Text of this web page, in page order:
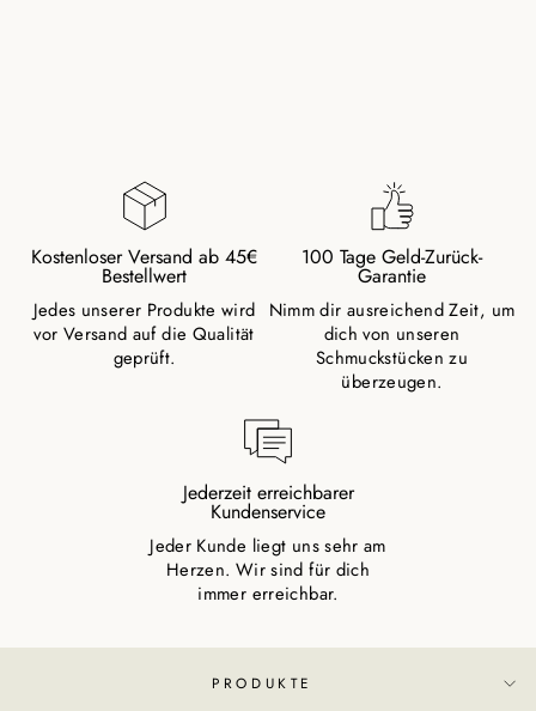
Kostenloser Versand ab 45€
Bestellwert
Jedes unserer Produkte wird
vor Versand auf die Qualität
geprüft.
100 Tage Geld-Zurück-
Garantie
Nimm dir ausreichend Zeit, um
dich von unseren
Schmuckstücken zu
überzeugen.
Jederzeit erreichbarer
Kundenservice
Jeder Kunde liegt uns sehr am
Herzen. Wir sind für dich
immer erreichbar.
PRODUKTE